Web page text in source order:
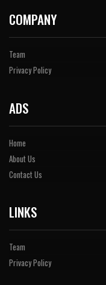
COMPANY
Team
Privacy Policy
ADS
Home
About Us
Contact Us
LINKS
Team
Privacy Policy